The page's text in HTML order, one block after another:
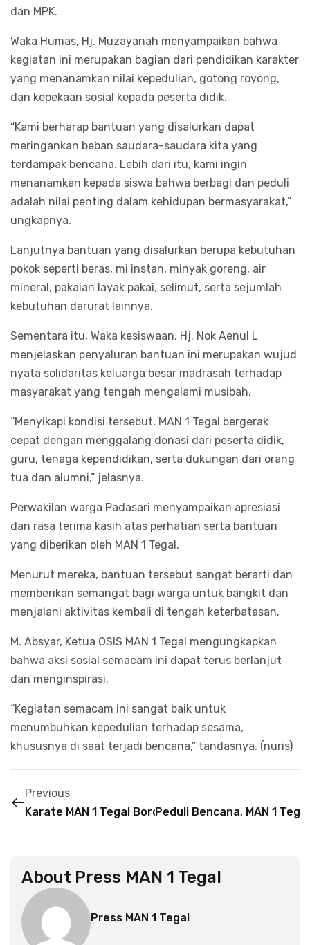
dan MPK.
Waka Humas, Hj. Muzayanah menyampaikan bahwa
kegiatan ini merupakan bagian dari pendidikan karakter
yang menanamkan nilai kepedulian, gotong royong,
dan kepekaan sosial kepada peserta didik.
“Kami berharap bantuan yang disalurkan dapat
meringankan beban saudara-saudara kita yang
terdampak bencana. Lebih dari itu, kami ingin
menanamkan kepada siswa bahwa berbagi dan peduli
adalah nilai penting dalam kehidupan bermasyarakat,”
ungkapnya.
Lanjutnya bantuan yang disalurkan berupa kebutuhan
pokok seperti beras, mi instan, minyak goreng, air
mineral, pakaian layak pakai, selimut, serta sejumlah
kebutuhan darurat lainnya.
Sementara itu, Waka kesiswaan, Hj. Nok Aenul L
menjelaskan penyaluran bantuan ini merupakan wujud
nyata solidaritas keluarga besar madrasah terhadap
masyarakat yang tengah mengalami musibah.
“Menyikapi kondisi tersebut, MAN 1 Tegal bergerak
cepat dengan menggalang donasi dari peserta didik,
guru, tenaga kependidikan, serta dukungan dari orang
tua dan alumni,” jelasnya.
Perwakilan warga Padasari menyampaikan apresiasi
dan rasa terima kasih atas perhatian serta bantuan
yang diberikan oleh MAN 1 Tegal.
Menurut mereka, bantuan tersebut sangat berarti dan
memberikan semangat bagi warga untuk bangkit dan
menjalani aktivitas kembali di tengah keterbatasan.
M. Absyar, Ketua OSIS MAN 1 Tegal mengungkapkan
bahwa aksi sosial semacam ini dapat terus berlanjut
dan menginspirasi.
“Kegiatan semacam ini sangat baik untuk
menumbuhkan kepedulian terhadap sesama,
khususnya di saat terjadi bencana,” tandasnya. (nuris)
Previous
Karate MAN 1 Tegal Borong 7 Emas, 11 Perak, dan
Peduli Bencana, MAN 1
About Press MAN 1 Tegal
Press MAN 1 Tegal